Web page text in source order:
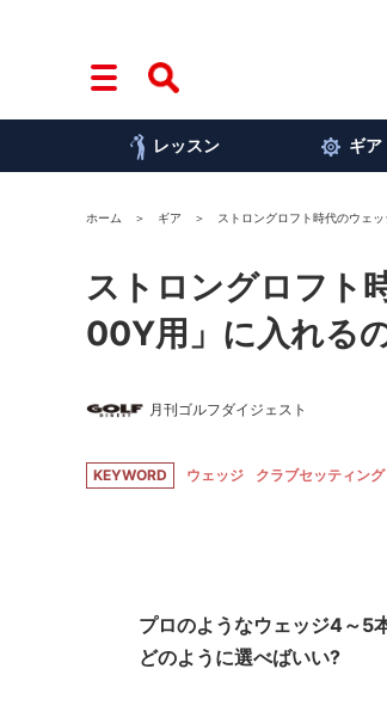
レッスン ギア
ホーム ギア ストロングロフト時代のウェ
ストロングロフト
00Y用」に入れる
月刊ゴルフダイジェスト
KEYWORD ウェッジ クラブセッティング
プロのようなウェッジ4～5
どのように選べばいい?